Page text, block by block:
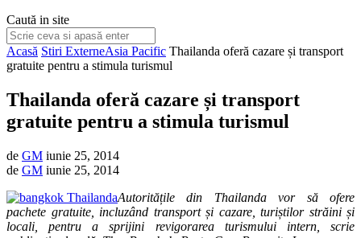
Caută in site
Acasă Stiri ExterneAsia Pacific Thailanda oferă cazare și transport
gratuite pentru a stimula turismul
Thailanda oferă cazare și transport
gratuite pentru a stimula turismul
de GM iunie 25, 2014
de GM iunie 25, 2014
Autoritățile din Thailanda vor să ofere
pachete gratuite, incluzând transport și cazare, turiștilor străini și
locali, pentru a sprijini revigorarea turismului intern, scrie